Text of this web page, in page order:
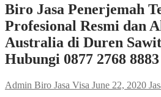
Biro Jasa Penerjemah
Profesional Resmi dan
Australia di Duren
Hubungi 0877 2768 8883
Admin Biro Jasa Visa June 22, 2020